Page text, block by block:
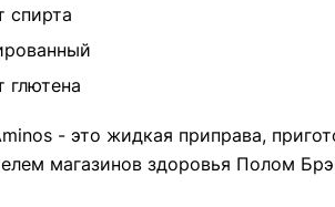
спирта
глютена
- это жидкая приправа,
магазинов здоровья Полом